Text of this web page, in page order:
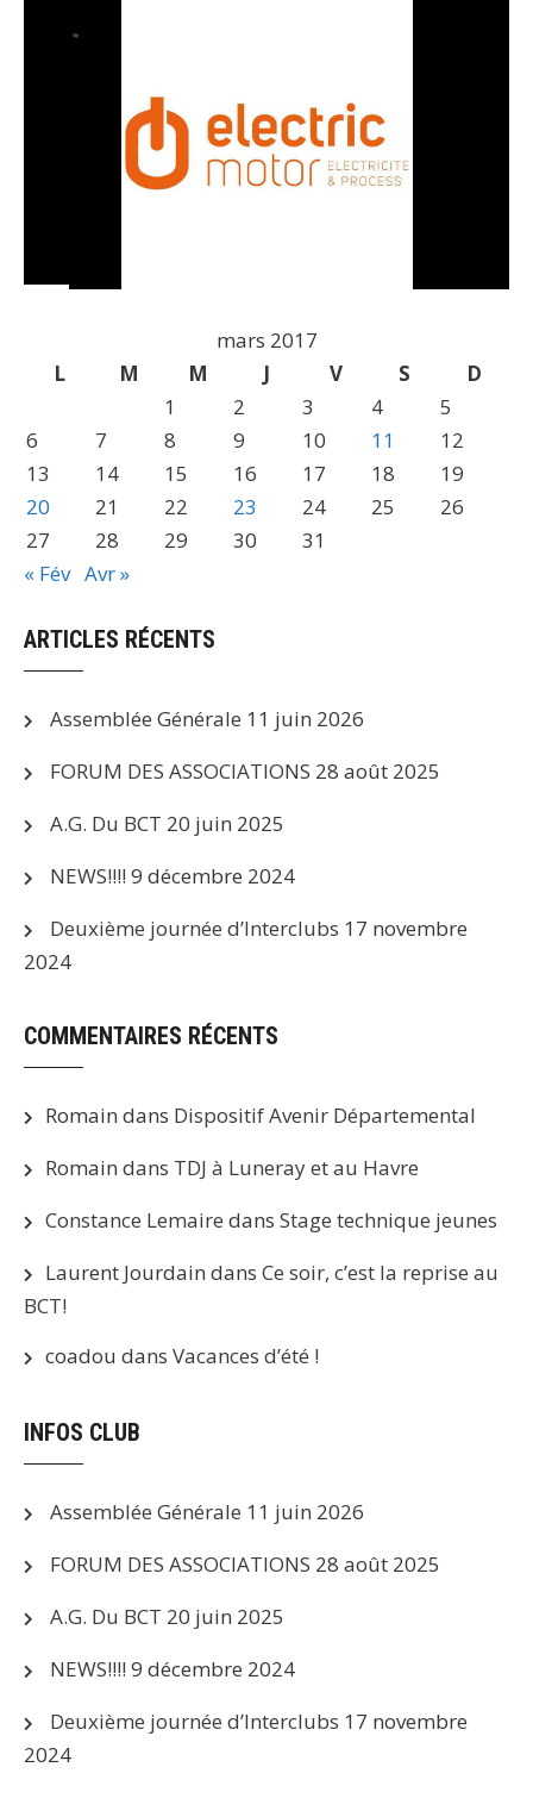
mars 2017
L
M M J V S
D
1
2 3 4
5
6
7 8 9 10 11
12
13
14 15 16 17 18
19
20
21 22 23 24 25
26
27
28 29 30
31
« Fév Avr »
ARTICLES RÉCENTS
Assemblée Générale 11 juin 2026
FORUM DES ASSOCIATIONS 28 août 2025
A.G. Du BCT 20 juin 2025
NEWS!!!! 9 décembre 2024
Deuxième journée d’Interclubs 17 novembre
2024
COMMENTAIRES RÉCENTS
Romain dans Dispositif Avenir Départemental
Romain dans TDJ à Luneray et au Havre
Constance Lemaire dans Stage technique jeunes
Laurent Jourdain dans Ce soir, c’est la reprise au
BCT!
coadou dans Vacances d’été !
INFOS CLUB
Assemblée Générale 11 juin 2026
FORUM DES ASSOCIATIONS 28 août 2025
A.G. Du BCT 20 juin 2025
NEWS!!!! 9 décembre 2024
Deuxième journée d’Interclubs 17 novembre
2024